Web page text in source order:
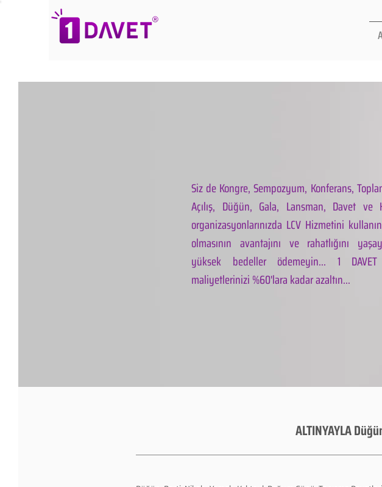
Siz de Kongre, Sempozyum, Konferans,
Açılış, Düğün, Gala, Lansman, Davet
organizasyonlarınızda LCV Hizmetini
olmasının avantajını ve rahatlığını
yüksek bedeller ödemeyin... 1
maliyetlerinizi %60'lara kadar azaltın...
ALTINYAYLA